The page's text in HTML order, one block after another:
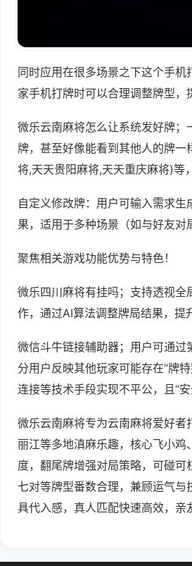
同时应用在很多场景之下这个手
家手机打牌时可以合理调整牌型，
微乐云南麻将怎么让系统发好牌
牌，甚至好像能看到其他人的牌
将,天天贵阳麻将,天天重庆麻将)等
自定义修改牌：用户可输入需求
果，适用于多种场景（如与好友对
聚焦相关游戏功能优势与特色！
微乐四川麻将有挂吗；支持透视
作，通过AI算法调整牌局结果，提
微信斗牛链接辅助器；用户可通过
分用户反映其他玩家可能存在“牌
连接等技术手段实现不平公，且“安
微乐云南麻将专为云南麻将爱好者
丽江等多地滇麻乐趣，核心飞小
度，翻尾牌增强对局策略，可碰
七对等牌型番数合理，兼顾运气
具代入感，真人匹配快速高效，亲